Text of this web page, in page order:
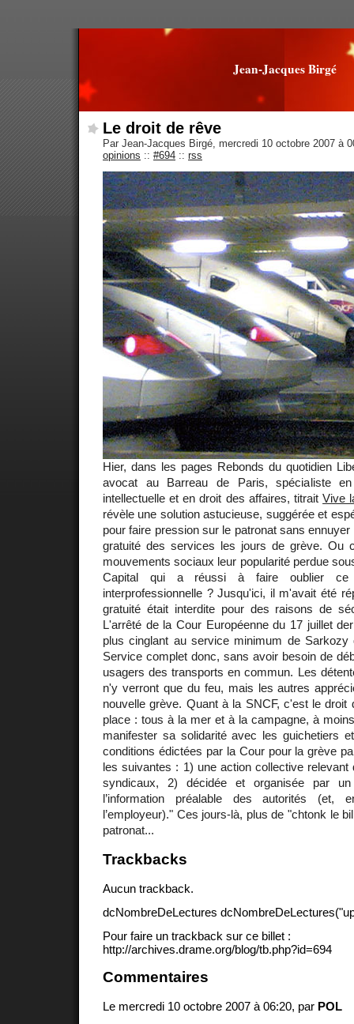
Jean-Jacques Birgé
Le droit de rêve
Par Jean-Jacques Birgé, mercredi 10 octobre 2007 à
opinions :: #694 :: rss
Hier, dans les pages Rebonds du quotidien
avocat au Barreau de Paris, spécialiste
intellectuelle et en droit des affaires, titraitVive
révèle une solution astucieuse, suggérée et
pour faire pression sur le patronat sans
gratuité des services les jours de grève. Ou
mouvements sociaux leur popularité perdue
Capital qui a réussi à faire oublier ce
interprofessionnelle ? Jusqu'ici, il m'avait été
gratuité était interdite pour des raisons de
L'arrêté de la Cour Européenne du 17 juillet
plus cinglant au service minimum de Sarkozy
Service complet donc, sans avoir besoin de
usagers des transports en commun. Les
n'y verront que du feu, mais les autres
nouvelle grève. Quant à la SNCF, c'est le droit
place : tous à la mer et à la campagne, à
manifester sa solidarité avec les guichetiers
conditions édictées par la Cour pour la grève
les suivantes : 1) une action collective relevant
syndicaux, 2) décidée et organisée par
l’information préalable des autorités (et,
l’employeur)." Ces jours-là, plus de "chtonk le
patronat...
Trackbacks
Aucun trackback.
dcNombreDeLectures
Pour faire un trackback sur ce billet :
http://archives.drame.org/blog/tb.php?id=694
Commentaires
Le mercredi 10 octobre 2007 à 06:20, par POL